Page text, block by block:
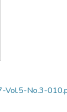
Vol.5-No.3-